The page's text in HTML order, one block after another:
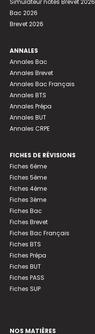
Bac 2026
Brevet 2026
ANNALES
Annales Bac
Annales Brevet
Annales Bac Français
Annales BTS
Annales Prépa
Annales BUT
Annales CRPE
FICHES DE RÉVISIONS
Fiches 6ème
Fiches 5ème
Fiches 4ème
Fiches 3ème
Fiches Bac
Fiches Brevet
Fiches Bac Français
Fiches BTS
Fiches Prépa
Fiches BUT
Fiches PASS
Fiches SUP
NOS MATIÈRES